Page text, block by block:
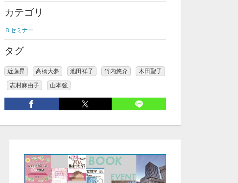
カテゴリ
Ｂセミナー
タグ
近藤昇 高橋大夢 池田祥子 竹内悠介
木田聖子
志村麻由子
山本強